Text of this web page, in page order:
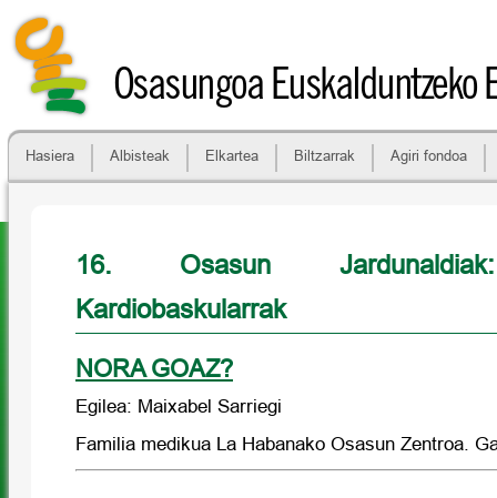
Osasungoa Euskalduntzeko
Hasiera Albisteak Elkartea Biltzarrak Agiri fondoa
16. Osasun
Kardiobaskularrak
NORA GOAZ?
Egilea: Maixabel Sarriegi
Familia medikua La Habanako Osasun Zentroa.